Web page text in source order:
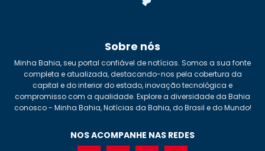
Sobre nós
Minha Bahia, seu portal confiável de notícias. Somos a sua fonte
completa e atualizada, destacando-nos pela cobertura da
capital e do interior do estado, inovação tecnológica e
compromisso com a qualidade. Explore a diversidade da Bahia
conosco - Minha Bahia, Notícias da Bahia, do Brasil e do Mundo!
NOS ACOMPANHE NAS REDES